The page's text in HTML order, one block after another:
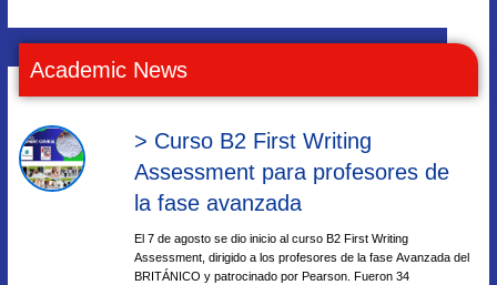
Academic News
> Curso B2 First Writing
Assessment para profesores de
la fase avanzada
El 7 de agosto se dio inicio al curso B2 First Writing
Assessment, dirigido a los profesores de la fase Avanzada del
BRITÁNICO y patrocinado por Pearson. Fueron 34